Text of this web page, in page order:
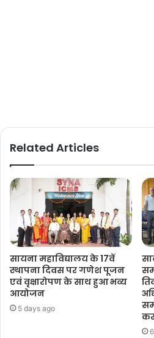
Related Articles
सायना महाविद्यालय के 17वें
स्थापना दिवस पर गणेश पूजन
एवं वृक्षारोपण के साथ हुआ भव्य
आयोजन
5 days ago